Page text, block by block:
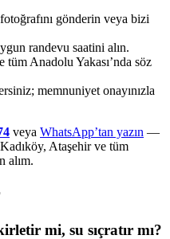
gönderin veya bizi
randevu saatini alın.
tüm Anadolu Yakası’nda söz
memnuniyet onayınızla
veya WhatsApp’tan yazın —
Ataşehir ve tüm
alım.
mi, su sıçratır mı?